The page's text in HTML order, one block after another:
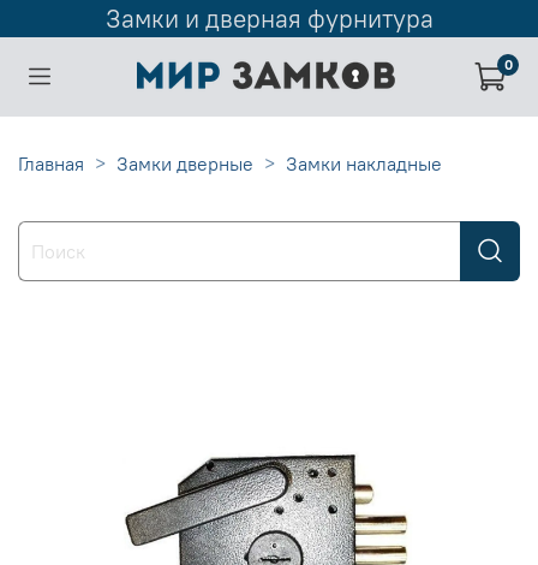
Замки и дверная фурнитура
0
Главная Замки дверные Замки накладные